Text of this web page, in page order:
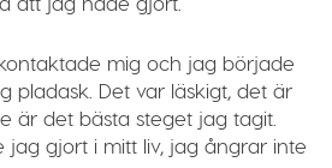
mig och jag började
pladask. Det var läskigt, det är
är det bästa steget jag tagit.
jag gjort i mitt liv, jag ångrar inte